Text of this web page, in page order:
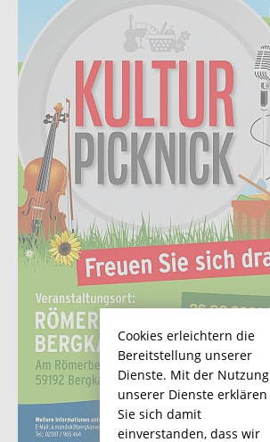
Cookies erleichtern die
Bereitstellung unserer
Dienste. Mit der Nutzung
unserer Dienste erklären
Sie sich damit
einverstanden, dass wir